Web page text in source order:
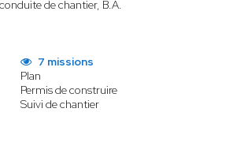
de chantier, B.A.
7 missions
Plan
Permis de construire
Suivi de chantier